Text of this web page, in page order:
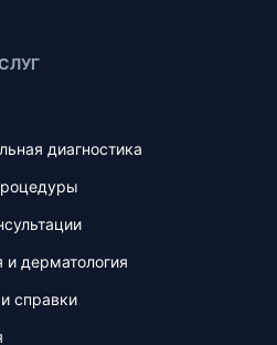
диагностика
и дерматология
справки